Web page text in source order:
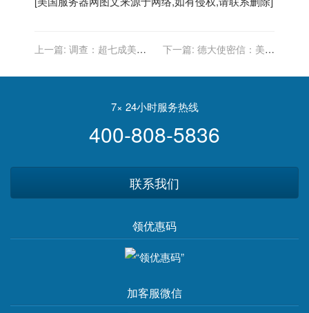
上一篇: 调查：超七成美国
沮丧
下一篇: 德大使密信：美国
7× 24小时服务热线
400-808-5836
联系我们
领优惠码
加客服微信